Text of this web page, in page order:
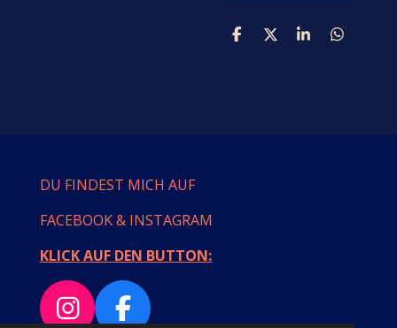
T
T
T
T
DU FINDEST MICH AUF
FACEBOOK & INSTAGRAM
KLICK AUF DEN BUTTON:
I F